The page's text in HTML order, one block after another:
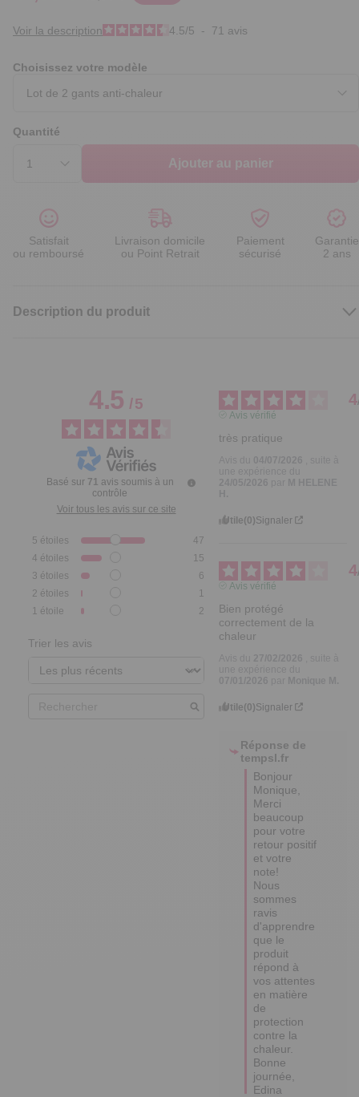
Voir la description 4.5/5 - 71 avis
Choisissez votre modèle
Quantité
Ajouter au panier
Satisfait
ou remboursé
Livraison domicile
ou Point Retrait
Paiement
sécurisé
Garantie
2 ans
Description du produit
4.5/5
Basé sur 71 avis soumis à un
contrôle
Voir tous les avis sur ce site
5 étoiles
47
4 étoiles
15
3 étoiles
6
2 étoiles
1
1 étoile 2
Trier les avis
4
Avis vérifié
très pratique
Utile(0)Signaler
4
Avis vérifié
Bien protégé
correctement de la
chaleur
Utile(0)Signaler
Réponse de
tempsl.fr
Bonjour
Monique,
Merci
beaucoup
pour votre
retour positif
et votre
note!
Nous
sommes
ravis
d'apprendre
que le
produit
répond à
vos attentes
en matière
de
protection
contre la
chaleur.
Bonne
journée,
Edina